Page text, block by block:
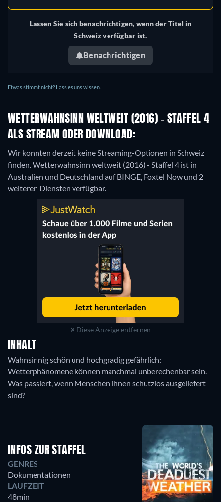
Lassen Sie sich benachrichtigen, wenn der Titel in
Schweiz verfügbar ist.
Benachrichtigen
Etwas stimmt nicht? Lass es uns wissen.
WETTERWAHNSINN WELTWEIT (2016) - STAFFEL 4
ALS STREAM ODER DOWNLOAD:
Wir konnten derzeit keine Streaming-Optionen in Schweiz
finden. Wetterwahnsinn weltweit (2016) - Staffel 4 ist in
Australien und Deutschland auf BINGE, Foxtel Now und 2
weiteren Diensten verfügbar.
Diese Anzeige entfernen
INHALT
Wahnsinnig schön und hochgradig gefährlich:
Wetterphänomene können manchmal unberechenbar sein.
Was passiert, wenn Menschen ihnen schutzlos ausgeliefert
sind?
INFOS ZUR STAFFEL
GENRES
Dokumentationen
LAUFZEIT
48min